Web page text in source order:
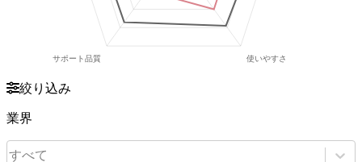
絞り込み
業界
すべて